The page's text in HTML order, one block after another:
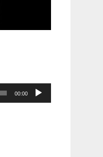
پخش‌کننده
صوت
00:00